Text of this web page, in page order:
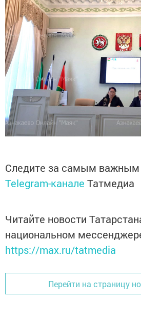
Следите за самым важным
Telegram-канале Татмедиа
Читайте новости
национальном
https://max.ru/tatmedia
Перейти на страницу